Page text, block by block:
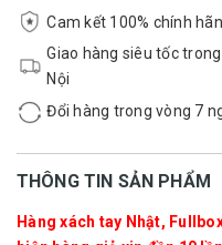
Cam kết 100% chính
Giao hàng siêu tốc
Nội
Đổi hàng trong vòng 7
THÔNG TIN SẢN PHẨM
Hàng xách tay Nhật,